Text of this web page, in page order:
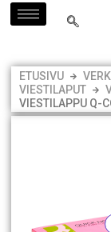
Siirry
sisältöön
ETUSIVU
VIESTILAPUT
VIESTILAPPU Q-